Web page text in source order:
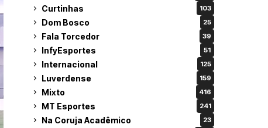
Curtinhas 103
Dom Bosco 25
Fala Torcedor 39
InfyEsportes 51
Internacional 125
Luverdense 159
Mixto 416
MT Esportes 241
Na Coruja Acadêmico 23